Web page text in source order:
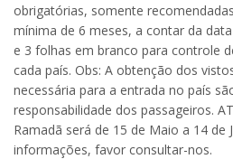
obrigatórias, somente
mínima de 6 meses, a contar da
e 3 folhas em branco para controle
cada país. Obs: A obtenção dos
necessária para a entrada no país
responsabilidade dos passageiros.
Ramadã será de 15 de Maio a 14 de
informações, favor consultar-nos.